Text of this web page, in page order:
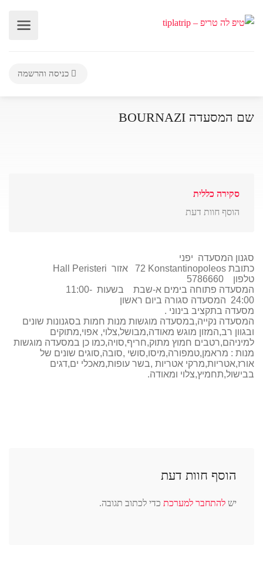
כניסה והרשמה
שם המסעדה BOURNAZI
סקירה כללית
הוסף חוות דעת
סגנון המסעדה יפני
כתובת Konstantinopoleos
Peristeri
Hall
טלפון 5786660
המסעדה פתוחה בימים א-שבת בשעות 11:00-
24:00 המסעדה סגורה ביום ראשון
מסעדה בתקציב בינוני .
המסעדה נקייה,במסעדה מוגשות מנות חמות בסגנונות שונים
ובגוון רב,המזון מוגש מאודה,מבושל,צלוי, אפוי,מתוקים
למיניהם,רטבים חמוץ מתוק,חריף,סויה,כמו כן במסעדה מוגשות
מנות : מראמן,טמפורה,מיסו,סושי ,סובה,סוגים שונים של
אורז,אטריות,מרקי אטריות ,בשר עופות,מאכלי ים,דגים
בבישול,תחמיץ,צלוי ומאודה.
הוסף חוות דעת
יש להתחבר למערכת כדי לכתוב תגובה.